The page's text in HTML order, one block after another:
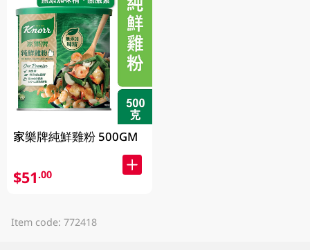
家樂牌純鮮雞粉 500GM
$51.00
Item code: 772418